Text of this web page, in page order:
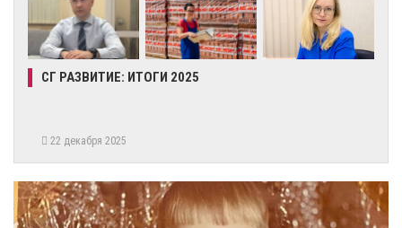
СГ РАЗВИТИЕ: ИТОГИ 2025
22 декабря 2025